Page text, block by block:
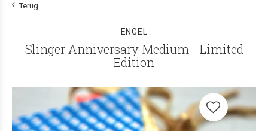
Terug
ENGEL
Slinger Anniversary Medium - Limited
Edition